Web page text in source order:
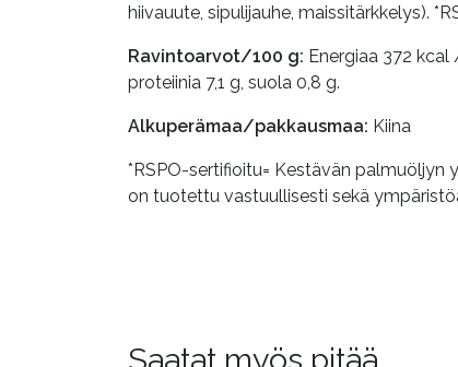
hiivauute, sipulijauhe, maissitärkkelys).
Ravintoarvot/100 g: Energiaa 372 kcal
proteiinia 7,1 g, suola 0,8 g.
Alkuperämaa/pakkausmaa: Kiina
*RSPO-sertifioitu= Kestävän
on tuotettu vastuullisesti sekä
Saatat myös pitää...